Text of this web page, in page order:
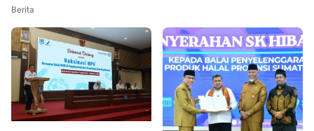
Berita